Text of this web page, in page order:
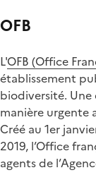
OFB
L'OFB (Office
établissement
biodiversité.
manière urgente
Créé au 1er
2019, l’Office
agents de